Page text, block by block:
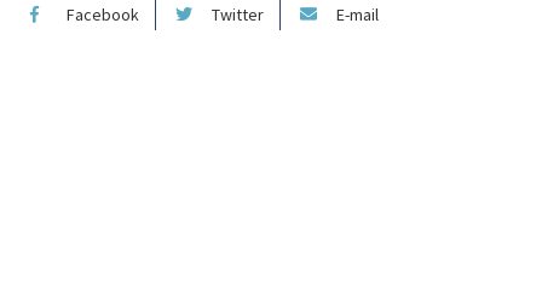
Facebook Twitter E-mail